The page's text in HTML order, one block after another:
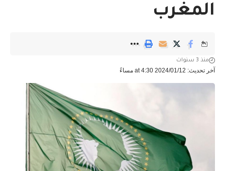
المغرب
آخر تحديث: 2024/01/12 at 4:30 مساءً
منذ 3 سنوات